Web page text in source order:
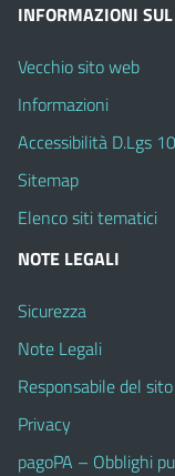
INFORMAZIONI
Vecchio sito web
Informazioni
Accessibilità D.Lgs
Sitemap
Elenco siti tematici
NOTE LEGALI
Sicurezza
Note Legali
Responsabile del sito
Privacy
pagoPA – Obblighi